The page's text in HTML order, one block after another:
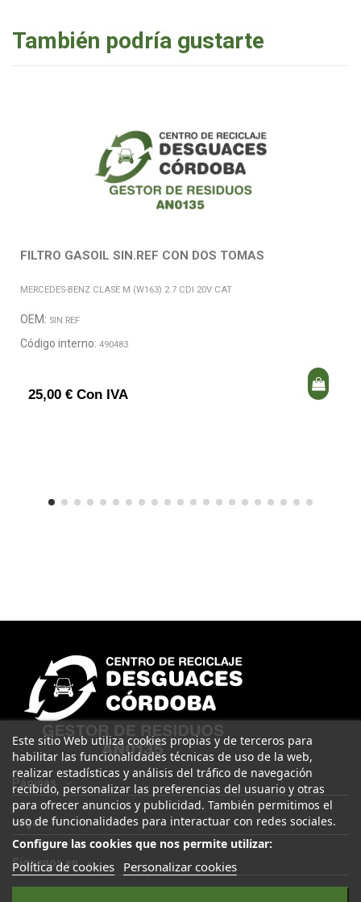
También podría gustarte
FILTRO GASOIL SIN.REF CON DOS TOMAS
MERCEDES-BENZ CLASE M (W163) 2.7 CDI 20V CAT
OEM: SIN.REF
Código interno: 490483
25,00 € Con IVA
Páginas
Legal
Este sitio Web utiliza cookies propias y de terceros para
habilitar las funcionalidades técnicas de uso de la web,
realizar estadísticas y análisis del tráfico de navegación
recibido, personalizar las preferencias del usuario y otras
para ofrecer anuncios y publicidad. También permitimos el
uso de funcionalidades para interactuar con redes sociales.
Configure las cookies que nos permite utilizar:
Política de cookies Personalizar cookies
Síguenos en